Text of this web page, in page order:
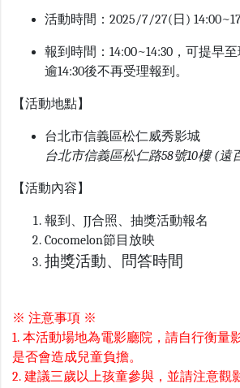
活動時間：2025/7/27(日)
報到時間：14:00~14:30，可提早至
逾14:30後不再受理報到。
【活動地點】
台北市信義區松仁威秀影城
台北市信義區松仁路58號10樓 (遠
【活動內容】
報到、JJ合照、抽獎活動報名
Cocomelon節目放映
抽獎活動、問答時間
※ 注意事項 ※
1. 本活動場地為電影廳院，請自行衡量
是否會造成兒童負擔。
2. 建議三歲以上孩童參與，並請注意觀